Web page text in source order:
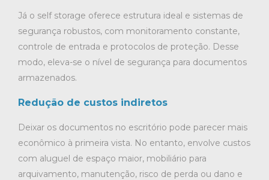
Já o self storage oferece estrutura ideal e sistemas de
segurança robustos, com monitoramento constante,
controle de entrada e protocolos de proteção. Desse
modo, eleva-se o nível de segurança para documentos
armazenados.
Redução de custos indiretos
Deixar os documentos no escritório pode parecer mais
econômico à primeira vista. No entanto, envolve custos
com aluguel de espaço maior, mobiliário para
arquivamento, manutenção, risco de perda ou dano e